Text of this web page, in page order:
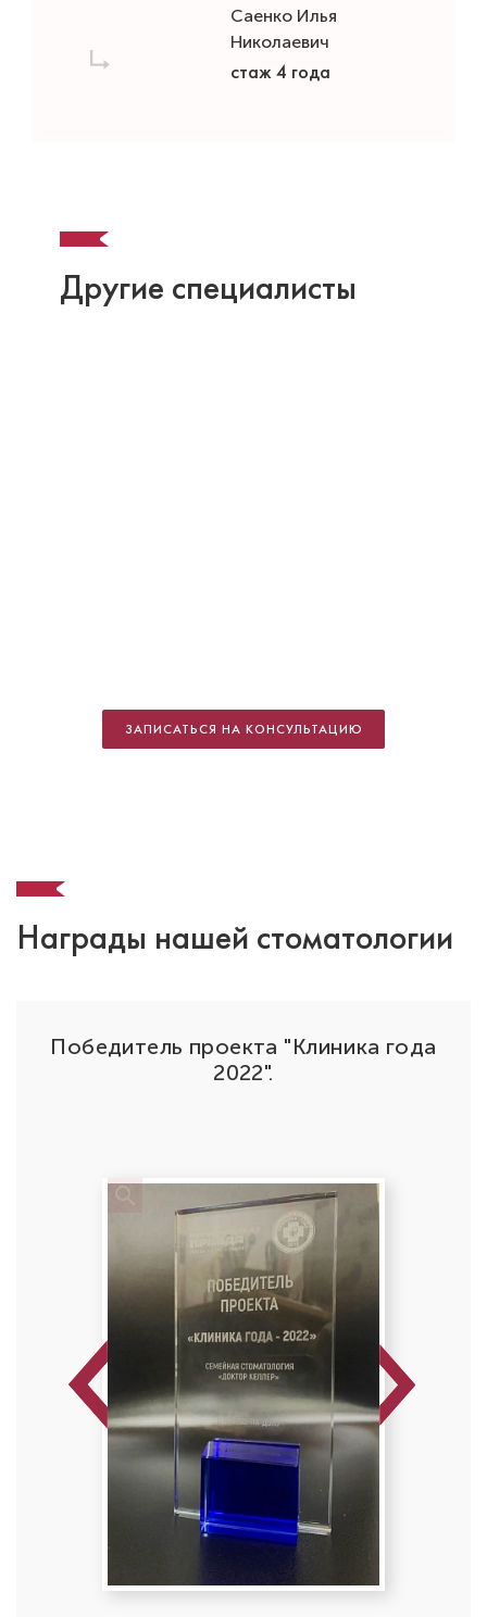
Саенко Илья
Николаевич
стаж 4 года
Другие специалисты
Балясников Владислав Олегович
Стаж работы: 1 год
Кочарян Вардан Радикович
ЗАПИСАТЬСЯ НА КОНСУЛЬТАЦИЮ
Награды нашей стоматологии
Победитель проекта "Клиника года
2022".
Previous Next